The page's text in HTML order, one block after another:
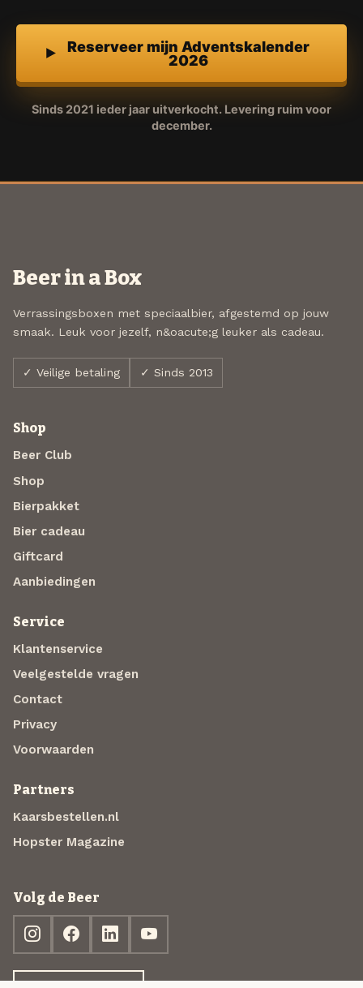
Reserveer mijn Adventskalender
2026
Sinds 2021 ieder jaar uitverkocht. Levering ruim voor
december.
Beer in a Box
Verrassingsboxen met speciaalbier, afgestemd op jouw
smaak. Leuk voor jezelf, n&oacute;g leuker als cadeau.
✓ Veilige betaling ✓ Sinds 2013
Shop
Beer Club
Shop
Bierpakket
Bier cadeau
Giftcard
Aanbiedingen
Service
Klantenservice
Veelgestelde vragen
Contact
Privacy
Voorwaarden
Partners
Kaarsbestellen.nl
Hopster Magazine
Volg de Beer